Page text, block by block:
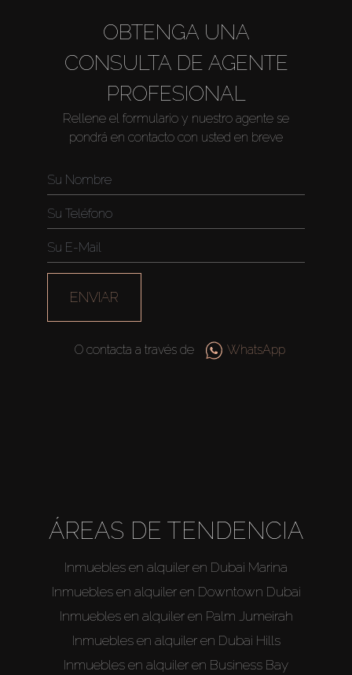
Comprar
Alquilar
OBTENGA UNA
CONSULTA DE AGENTE
PROFESIONAL
Rellene el formulario y nuestro agente se
pondrá en contacto con usted en breve
ENVIAR
O contacta a través de WhatsApp
ÁREAS DE TENDENCIA
Inmuebles en alquiler en Dubai Marina
Inmuebles en alquiler en Downtown Dubai
Inmuebles en alquiler en Palm Jumeirah
Inmuebles en alquiler en Dubai Hills
Inmuebles en alquiler en Business Bay